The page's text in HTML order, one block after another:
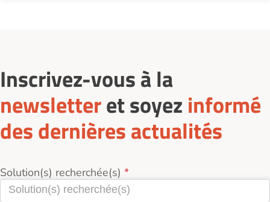
Inscrivez-vous à la
newsletteret soyez informé
des dernières actualités
Solution(s) recherchée(s)